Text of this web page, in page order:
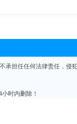
担任任何法律责任，侵
时内删除！